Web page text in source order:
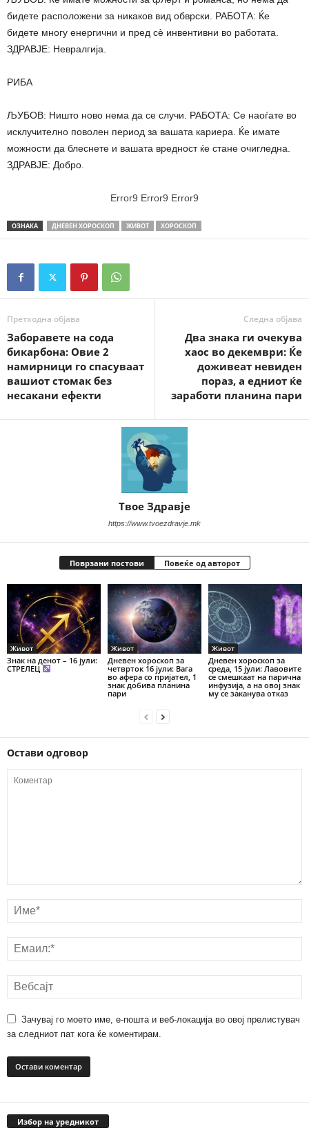
бидете расположени за никаков вид обврски. РАБОТА: Ќе
бидете многу енергични и пред сè инвентивни во работата.
ЗДРАВЈЕ: Невралгија.
РИБА
ЉУБОВ: Ништо ново нема да се случи. РАБОТА: Се наоѓате во
исклучително поволен период за вашата кариера. Ќе имате
можности да блеснете и вашата вредност ќе стане очигледна.
ЗДРАВЈЕ: Добро.
Error9 Error9 Error9
ОЗНАКА ДНЕВЕН ХОРОСКОП ЖИВОТ ХОРОСКОП
Претходна објава
Заборавете на сода
бикарбона: Овие 2
намирници го спасуваат
вашиот стомак без
несакани ефекти
Следна објава
Два знака ги очекува
хаос во декември: Ќе
доживеат невиден
пораз, а едниот ќе
заработи планина пари
Твое Здравје
https://www.tvoezdravje.mk
Поврзани постови Повеќе од авторот
Живот
Знак на денот – 16 јули:
СТРЕЛЕЦ
Живот
Дневен хороскоп за
четврток 16 јули: Вага
во афера со пријател, 1
знак добива планина
пари
Живот
Дневен хороскоп за
среда, 15 јули: Лавовите
се смешкаат на парична
инфузија, а на овој знак
му се заканува отказ
Остави одговор
Зачувај го моето име, е-пошта и веб-локација во овој прелистувач
за следниот пат кога ќе коментирам.
Избор на уредникот